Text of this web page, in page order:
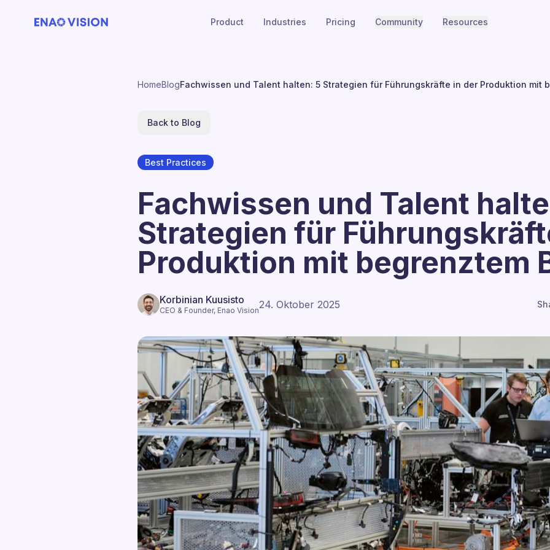
Product Industries Pricing Community Resources
HomeBlogFachwissen und Talent halten: 5 Strategien für Führungskräfte in der Produktion mit
Back to Blog
Best Practices
Fachwissen und Talent
Strategien für
Produktion mit begrenztem
Korbinian Kuusisto
CEO & Founder, Enao Vision24. Oktober 2025